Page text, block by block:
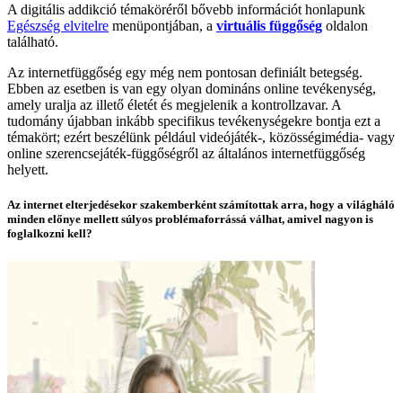
A digitális addikció témaköréről bővebb információt honlapunk
Egészség elvitelre menüpontjában, a virtuális függőség oldalon
található.
Az internetfüggőség egy még nem pontosan definiált betegség.
Ebben az esetben is van egy olyan domináns online tevékenység,
amely uralja az illető életét és megjelenik a kontrollzavar. A
tudomány újabban inkább specifikus tevékenységekre bontja ezt a
témakört; ezért beszélünk például videójáték-, közösségimédia- vagy
online szerencsejáték-függőségről az általános internetfüggőség
helyett.
Az internet elterjedésekor szakemberként számítottak arra, hogy a világháló
minden előnye mellett súlyos problémaforrássá válhat, amivel nagyon is
foglalkozni kell?